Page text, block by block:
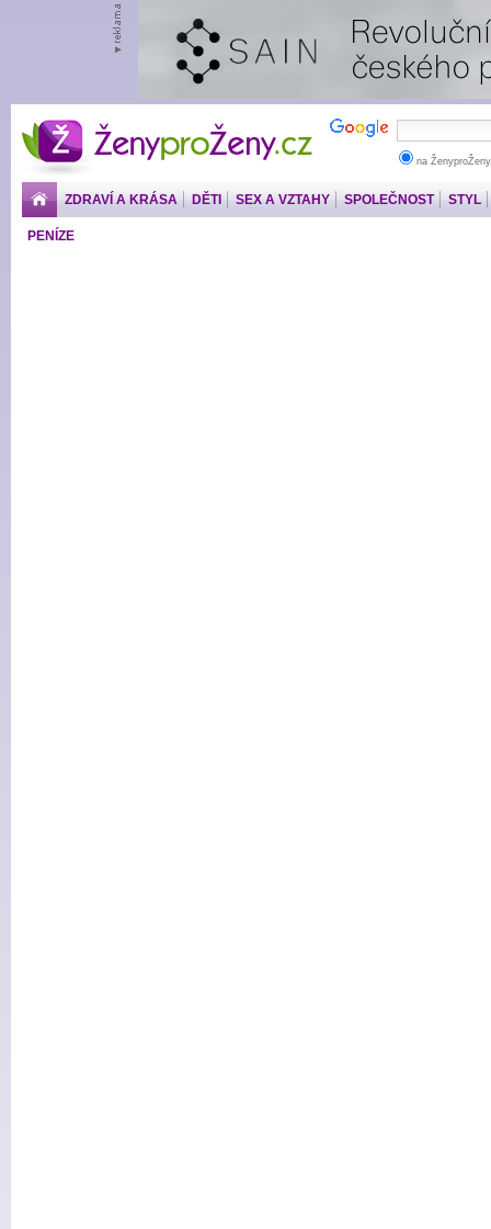
ŽenyproŽeny.cz
na
ZDRAVÍ A KRÁSA DĚTI SEX A VZTAHY SPOLEČNOST STYL
PENÍZE